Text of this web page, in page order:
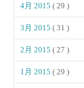
4月 2015( 29 )
3月 2015( 31 )
2月 2015( 27 )
1月 2015( 29 )